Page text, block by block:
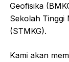
Geofisika
Sekolah Tinggi
(STMKG).
Kami akan